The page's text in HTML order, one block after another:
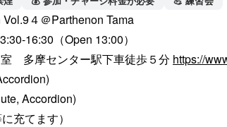
４＠Parthenon Tama
16:30（Open 13:00）
　多摩センター駅下車徒歩５分 https://
充てます）